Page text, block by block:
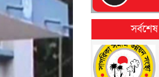
সর্বশেষ